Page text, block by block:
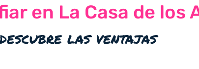
en La Casa de los
descubre las ventajas